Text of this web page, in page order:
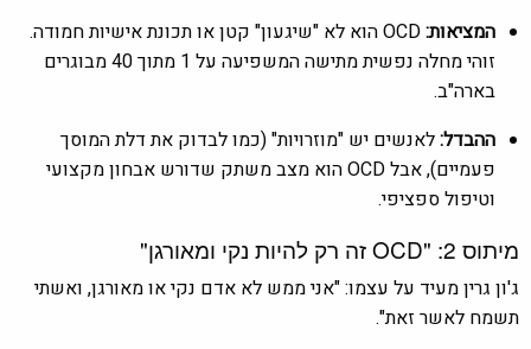
המציאות:
OCD הוא לא "שיגעון" קטן או תכונת אישיות חמודה.
זוהי מחלה נפשית מתישה המשפיעה על 1 מתוך 40 מבוגרים
בארה"ב.
ההבדל:לאנשים יש "מוזרויות" (כמו לבדוק את דלת המוסך
פעמיים), אבל OCD הוא מצב משתק שדורש אבחון מקצועי
וטיפול ספציפי.
מיתוס 2: "OCD זה רק להיות נקי ומאורגן"
ג'ון גרין מעיד על עצמו: "אני ממש לא אדם נקי או מאורגן, ואשתי
תשמח לאשר זאת".